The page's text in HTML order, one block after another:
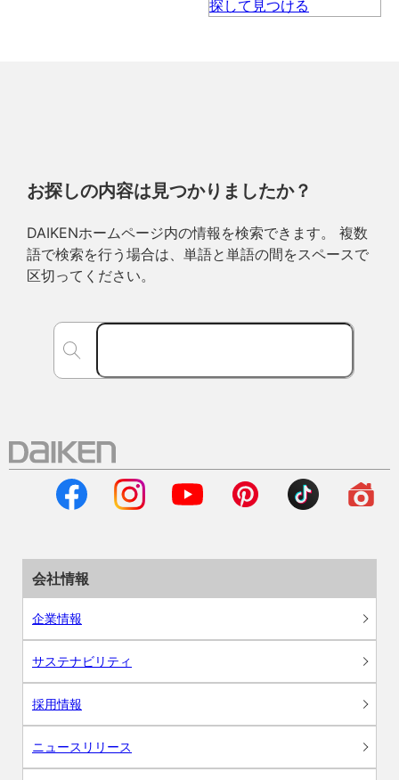
お探しの内容は見つかりましたか？
DAIKENホームページ内の情報を検索できます。 複数
語で検索を行う場合は、単語と単語の間をスペースで
区切ってください。
会社情報
企業情報
サステナビリティ
採用情報
ニュースリリース